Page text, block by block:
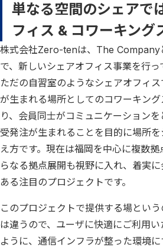
単なる空間のシェアで
フィス & コワーキング
株式会社Zero-tenは、The Company
で、新しいシェアオフィス事業を行っ
ただの自習室のようなシェアオフィ
が生まれる場所としてのコワーキング
り、会員同士がコミュニケーション
受発注が生まれることを目的に場所
え方です。現在は福岡を中心に複数
らなる拠点展開も視野に入れ、着実
ある注目のプロジェクトです。
このプロジェクトで提供する場とい
は違うので、ユーザに快適にご利用
ように、通信インフラが整った環境